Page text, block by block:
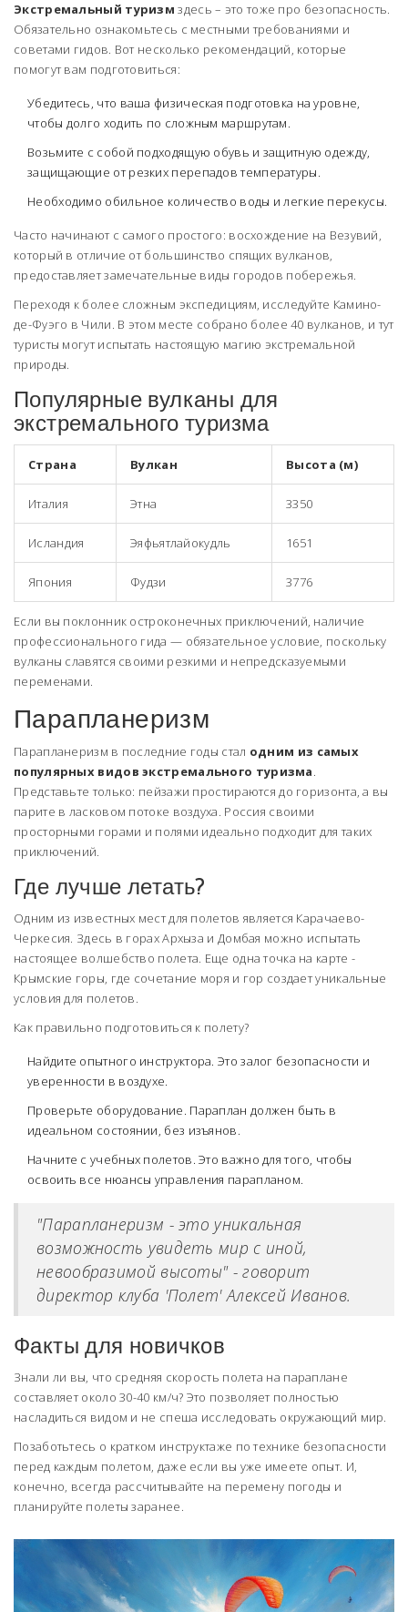
Экстремальный туризм здесь – это тоже про безопасность.
Обязательно ознакомьтесь с местными требованиями и
советами гидов. Вот несколько рекомендаций, которые
помогут вам подготовиться:
Убедитесь, что ваша физическая подготовка на уровне,
чтобы долго ходить по сложным маршрутам.
Возьмите с собой подходящую обувь и защитную одежду,
защищающие от резких перепадов температуры.
Необходимо обильное количество воды и легкие перекусы.
Часто начинают с самого простого: восхождение на Везувий,
который в отличие от большинство спящих вулканов,
предоставляет замечательные виды городов побережья.
Переходя к более сложным экспедициям, исследуйте Камино-
де-Фуэго в Чили. В этом месте собрано более 40 вулканов, и тут
туристы могут испытать настоящую магию экстремальной
природы.
Популярные вулканы для
экстремального туризма
Страна Вулкан Высота (м)
Италия Этна 3350
Исландия Эяфьятлайокудль 1651
Япония Фудзи 3776
Если вы поклонник остроконечных приключений, наличие
профессионального гида — обязательное условие, поскольку
вулканы славятся своими резкими и непредсказуемыми
переменами.
Парапланеризм
Парапланеризм в последние годы стал одним из самых
популярных видов экстремального туризма.
Представьте только: пейзажи простираются до горизонта, а вы
парите в ласковом потоке воздуха. Россия своими
просторными горами и полями идеально подходит для таких
приключений.
Где лучше летать?
Одним из известных мест для полетов является Карачаево-
Черкесия. Здесь в горах Архыза и Домбая можно испытать
настоящее волшебство полета. Еще одна точка на карте -
Крымские горы, где сочетание моря и гор создает уникальные
условия для полетов.
Как правильно подготовиться к полету?
Найдите опытного инструктора. Это залог безопасности и
уверенности в воздухе.
Проверьте оборудование. Параплан должен быть в
идеальном состоянии, без изъянов.
Начните с учебных полетов. Это важно для того, чтобы
освоить все нюансы управления парапланом.
"Парапланеризм - это уникальная
возможность увидеть мир с иной,
невообразимой высоты" - говорит
директор клуба 'Полет' Алексей Иванов.
Факты для новичков
Знали ли вы, что средняя скорость полета на параплане
составляет около 30-40 км/ч? Это позволяет полностью
насладиться видом и не спеша исследовать окружающий мир.
Позаботьтесь о кратком инструктаже по технике безопасности
перед каждым полетом, даже если вы уже имеете опыт. И,
конечно, всегда рассчитывайте на перемену погоды и
планируйте полеты заранее.